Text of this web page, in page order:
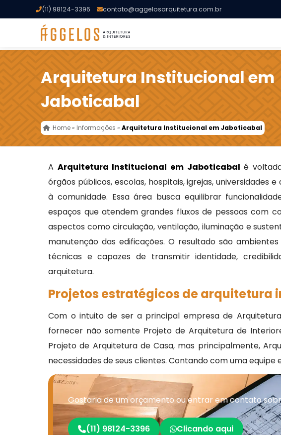
(11) 98124-3396 contato@aggelosarquitetura.com.br
Arquitetura Institucional em
Jaboticabal
Home » Informações »Arquitetura Institucional em Jaboticabal
A Arquitetura Institucional em Jaboticabal é
órgãos públicos, escolas, hospitais, igrejas, universidades
à comunidade. Essa área busca equilibrar
espaços que atendem grandes fluxos de pessoas com
aspectos como circulação, ventilação, iluminação e
manutenção das edificações. O resultado são
técnicas e capazes de transmitir identidade,
arquitetura.
Projetos estratégicos de
Com o intuito de ser a principal empresa de
fornecer não somente Projeto de Arquitetura de
Projeto de Arquitetura de Casa, mas principalmente,
necessidades de seus clientes. Contando com uma
Gostaria de um orçamento ou entrar em contato
(11) 98124-3396 Clicando aqui